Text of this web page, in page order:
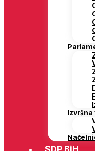
Izvršna
SDP BiH